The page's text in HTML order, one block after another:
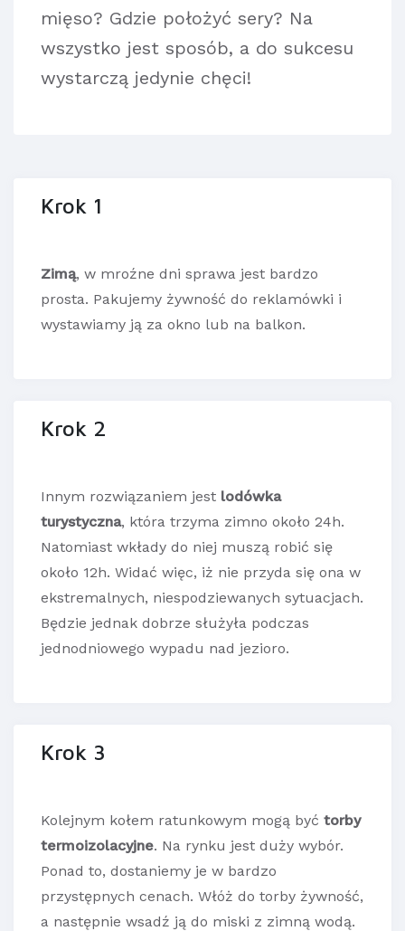
mięso? Gdzie położyć sery? Na
wszystko jest sposób, a do sukcesu
wystarczą jedynie chęci!
Krok 1
Zimą, w mroźne dni sprawa jest bardzo
prosta. Pakujemy żywność do reklamówki i
wystawiamy ją za okno lub na balkon.
Krok 2
Innym rozwiązaniem jest lodówka
turystyczna, która trzyma zimno około 24h.
Natomiast wkłady do niej muszą robić się
około 12h. Widać więc, iż nie przyda się ona w
ekstremalnych, niespodziewanych sytuacjach.
Będzie jednak dobrze służyła podczas
jednodniowego wypadu nad jezioro.
Krok 3
Kolejnym kołem ratunkowym mogą być torby
termoizolacyjne. Na rynku jest duży wybór.
Ponad to, dostaniemy je w bardzo
przystępnych cenach. Włóż do torby żywność,
a następnie wsadź ją do miski z zimną wodą.